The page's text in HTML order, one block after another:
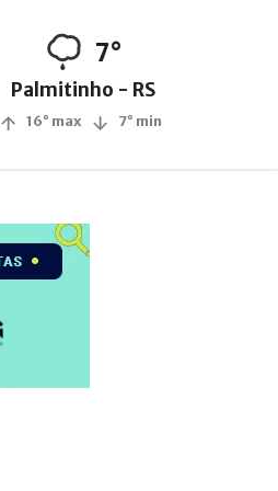
7°
Palmitinho - RS
16° max 7° min